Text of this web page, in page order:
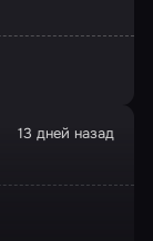
13 дней назад